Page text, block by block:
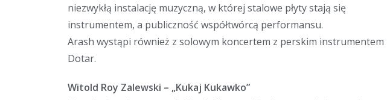
niezwykłą instalację muzyczną, w której stalowe płyty stają się
instrumentem, a publiczność współtwórcą performansu.
Arash wystąpi również z solowym koncertem z perskim instrumentem
Dotar.
Witold Roy Zalewski – „Kukaj Kukawko”